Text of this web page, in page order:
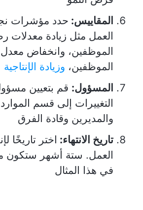
المقاييس: حدد مؤشرات
العمل مثل زيادة معدلات
الموظفين، وانخفاض
الموظفين، وزيادة الإنتاجية
المسؤول: قم بتعيين
التغييرات إلى قسم
والمديرين وقادة الفرق
تاريخ الانتهاء: اختر تاريخًا
العمل. ستة أشهر ستكون
في هذا المثال